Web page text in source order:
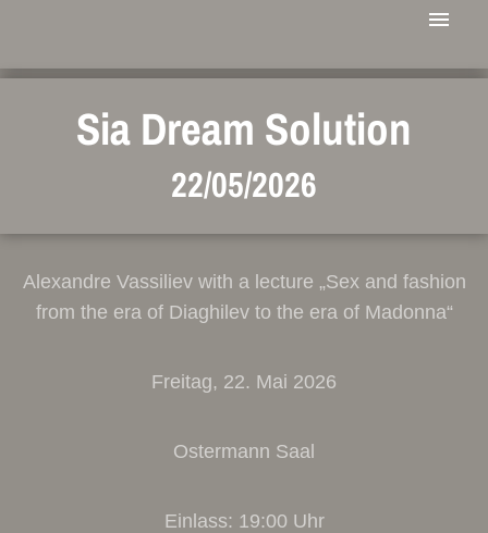
Sia Dream Solution
22/05/2026
Alexandrе Vassiliev with a lecture „Sex and fashion
from the era of Diaghilev to the era of Madonna“
Freitag, 22. Mai 2026
Ostermann Saal
Einlass: 19:00 Uhr